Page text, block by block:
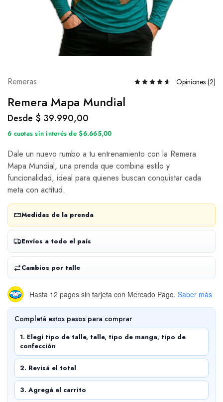
Remeras Opiniones (2)
Remera Mapa Mundial
Desde $ 39.990,00
6 cuotas sin interés de $6.665,00
Dale un nuevo rumbo a tu entrenamiento con la Remera
Mapa Mundial, una prenda que combina estilo y
funcionalidad, ideal para quienes buscan conquistar cada
meta con actitud.
Medidas de la prenda
Envíos a todo el país
Cambios por talle
Hasta 12 pagos sin tarjeta con Mercado Pago. Saber más
Completá estos pasos para comprar
1. Elegí tipo de talle, talle, tipo de manga, tipo de
confección
2. Revisá el total
3. Agregá al carrito